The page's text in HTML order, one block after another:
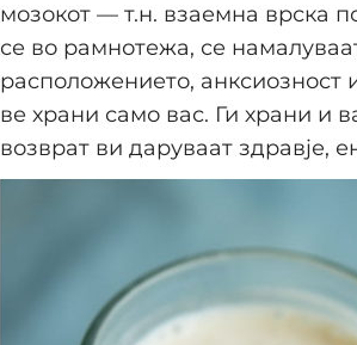
мозокот — т.н. взаемна врска
се во рамнотежа, се
расположението, анксиозност
ве храни само вас. Ги храни и
возврат ви даруваат здравје,